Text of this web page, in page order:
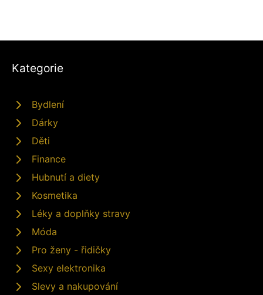
Kategorie
Bydlení
Dárky
Děti
Finance
Hubnutí a diety
Kosmetika
Léky a doplňky stravy
Móda
Pro ženy - řidičky
Sexy elektronika
Slevy a nakupování